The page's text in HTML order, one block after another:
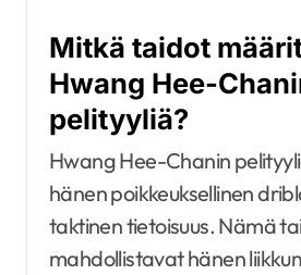
Mitkä taidot
Hwang Hee-
pelityyliä?
Hwang Hee-Chanin
hänen poikkeuksellinen
taktinen tietoisuus. Nämä
mahdollistavat hänen